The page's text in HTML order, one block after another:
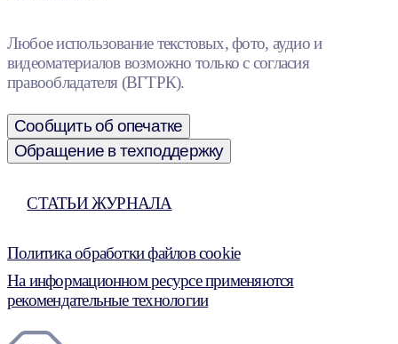
Любое использование текстовых, фото, аудио и
видеоматериалов возможно только с согласия
правообладателя (ВГТРК).
Сообщить об опечатке
Обращение в техподдержку
СТАТЬИ ЖУРНАЛА
Политика обработки файлов cookie
На информационном ресурсе применяются
рекомендательные технологии